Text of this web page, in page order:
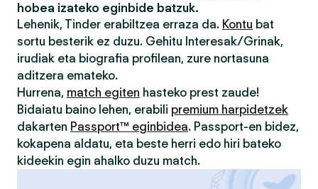
hobea izateko eginbide batzuk.
Lehenik, Tinder erabiltzea erraza da. Kontu bat
sortu besterik ez duzu. Gehitu Interesak/Grinak,
irudiak eta biografia profilean, zure nortasuna
aditzera emateko.
Hurrena, match egiten hasteko prest zaude!
Bidaiatu baino lehen, erabili premium harpidetzek
dakarten Passport™ eginbidea. Passport-en bidez,
kokapena aldatu, eta beste herri edo hiri bateko
kideekin egin ahalko duzu match.